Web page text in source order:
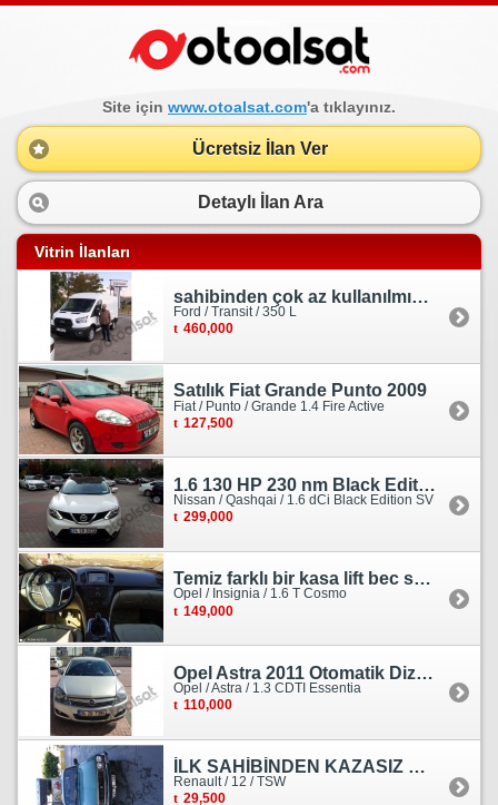
Site için www.otoalsat.com'a tıklayınız.
Ücretsiz İlan Ver
Detaylı İlan Ara
Vitrin İlanları
sahibinden çok az kullanılmış orjinal ford transit
Ford / Transit / 350 L
460,000
Satılık Fiat Grande Punto 2009
Fiat / Punto / Grande 1.4 Fire Active
127,500
1.6 130 HP 230 nm Black Edition servis bakımlı
Nissan / Qashqai / 1.6 dCi Black Edition SV
299,000
Temiz farklı bir kasa lift bec sedan görünümlü heçbek
Opel / Insignia / 1.6 T Cosmo
149,000
Opel Astra 2011 Otomatik Dizel Tramersiz Essentia
Opel / Astra / 1.3 CDTI Essentia
110,000
İLK SAHİBİNDEN KAZASIZ HASARSIZ BOYASIZ DEĞİŞENSİZ TAM ORJİNAL RENO
Renault / 12 / TSW
29,500